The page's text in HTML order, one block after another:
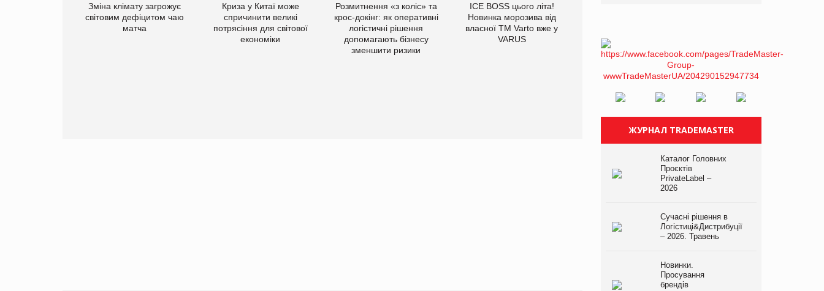
Зміна клімату загрожує
світовим дефіцитом чаю
матча
Криза у Китаї може
спричинити великі
потрясіння для світової
економіки
Розмитнення «з коліс» та
крос-докінг: як оперативні
логістичні рішення
допомагають бізнесу
зменшити ризики
ICE BOSS цього літа!
Новинка морозива від
власної ТМ Varto вже у
VARUS
EVA.UA запустила
асортимент, якого покупці
платформі
ЖУРНАЛ TRADEMASTER
Каталог Головних
Проєктів
PrivateLabel –
2026
Сучасні рішення в
Логістиці&Дистрибуції
– 2026. Травень
Новинки.
Просування
брендів